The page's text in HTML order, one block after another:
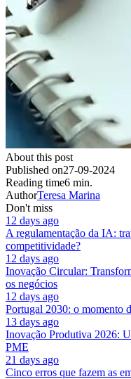
About this post
Published on27-09-2024
Reading time6 min.
AuthorTeresa Marina
Don't miss
12 days ago
A regulamentação da IA:
competitividade?
12 days ago
Inovação Circular:
os negócios
12 days ago
Portugal 2030: o momento
13 days ago
Inovação Produtiva 2026:
PME
21 days ago
Cinco erros que fazem as